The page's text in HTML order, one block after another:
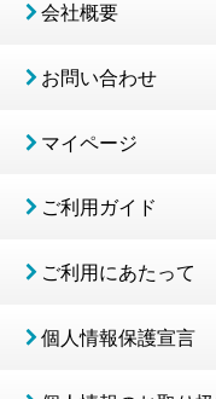
会社概要
お問い合わせ
マイページ
ご利用ガイド
ご利用にあたって
個人情報保護宣言